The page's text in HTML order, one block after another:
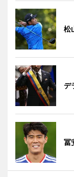
松
デ
冨